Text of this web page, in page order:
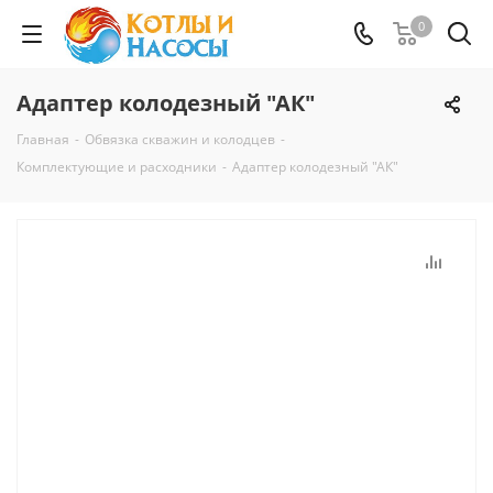
0
Адаптер колодезный "АК"
Главная - Обвязка скважин и колодцев -
Комплектующие и расходники - Адаптер колодезный "АК"